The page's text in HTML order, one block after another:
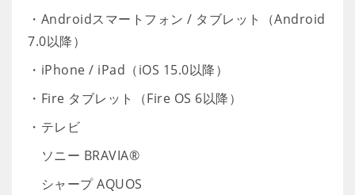
・Androidスマートフォン / タブレット（Android
7.0以降）
・iPhone / iPad（iOS 15.0以降）
・Fire タブレット（Fire OS 6以降）
・テレビ
ソニー BRAVIA®
シャープ AQUOS